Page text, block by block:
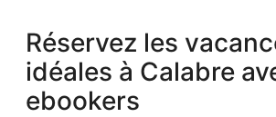
Réservez les
idéales à Calabre
ebookers